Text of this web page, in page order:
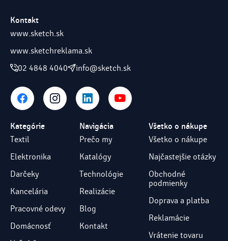
Kontakt
www.sketch.sk
www.sketchreklama.sk
02 4848 4040
info@sketch.sk
Kategórie
Textil
Elektronika
Darčeky
Kancelária
Pracovné odevy
Domácnosť
Navigácia
Prečo my
Katalógy
Technológie
Realizácie
Blog
Kontakt
Všetko o nákupe
Všetko o nákupe
Najčastejšie otázky
Obchodné
podmienky
Doprava a platba
Reklamácie
Vrátenie tovaru